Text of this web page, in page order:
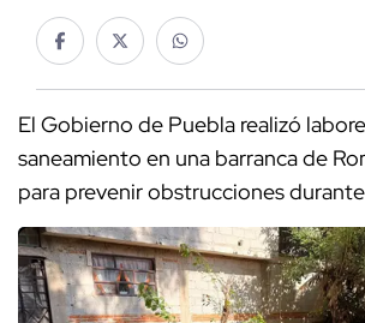
El Gobierno de Puebla realizó
saneamiento en una barranca de
para prevenir obstrucciones